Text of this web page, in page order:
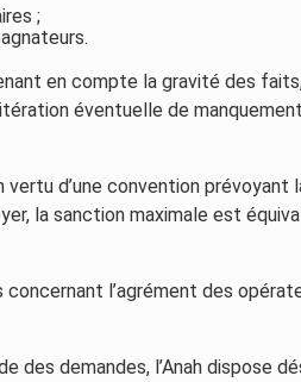
;
en compte la gravité des
éventuelle de
d’une convention prévoyant
la sanction maximale est
l’agrément des
des demandes, l’Anah dispose